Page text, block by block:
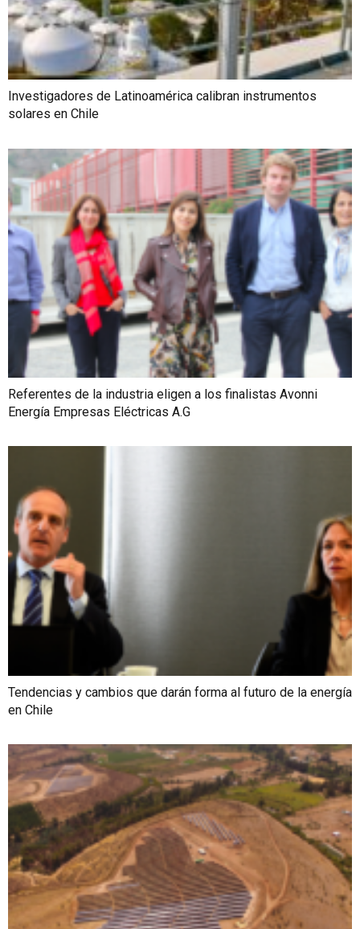
Investigadores de Latinoamérica calibran instrumentos
solares en Chile
Referentes de la industria eligen a los finalistas Avonni
Energía Empresas Eléctricas A.G
Tendencias y cambios que darán forma al futuro de la energía
en Chile